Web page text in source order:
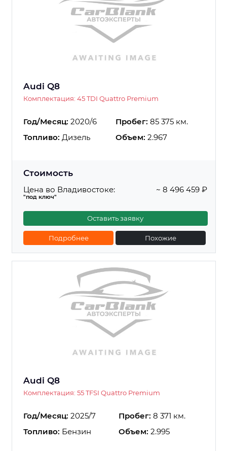
Audi Q8
Комплектация: 45 TDI Quattro Premium
Год/Месяц: 2020/6 Пробег: 85 375 км.
Топливо: Дизель Объем: 2.967
Стоимость
Цена во Владивостоке:
"под ключ"
~ 8 496 459 ₽
Оставить заявку
Подробнее Похожие
Audi Q8
Комплектация: 55 TFSI Quattro Premium
Год/Месяц: 2025/7 Пробег: 8 371 км.
Топливо: Бензин Объем: 2.995